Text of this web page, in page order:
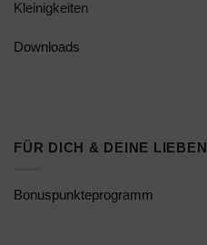
Kleinigkeiten
Downloads
FÜR DICH & DEINE LIEBEN
Bonuspunkteprogramm